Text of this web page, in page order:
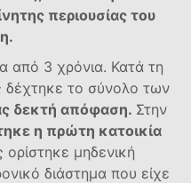
περιουσίας του
από 3 χρόνια. Κατά τη
δέχτηκε το σύνολο των
δεκτή απόφαση. Στην
η πρώτη κατοικία
μηδενική
διάστημα που είχε